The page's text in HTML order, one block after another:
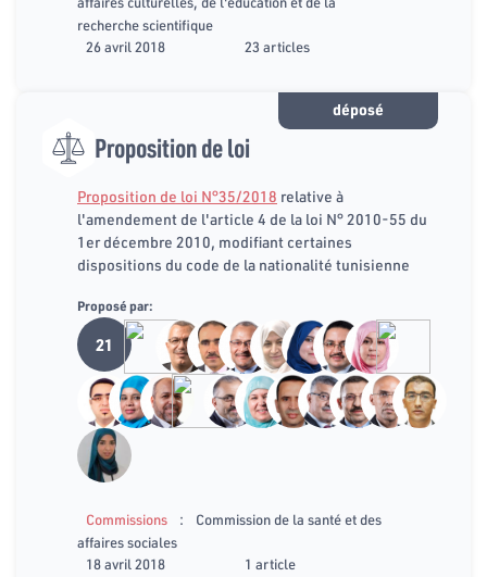
recherche scientifique
26 avril 2018
23 articles
déposé
Proposition de loi
Proposition de loi N°35/2018 relative à
l'amendement de l'article 4 de la loi N° 2010-55 du
1er décembre 2010, modifiant certaines
dispositions du code de la nationalité tunisienne
Proposé par:
21
Commissions :
Commission de la santé et des
affaires sociales
18 avril 2018
1 article